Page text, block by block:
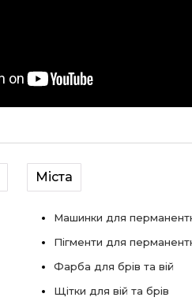
Міста
Машинки для
Пігменти для
Фарба для брів та вій
Щітки для вій та брів